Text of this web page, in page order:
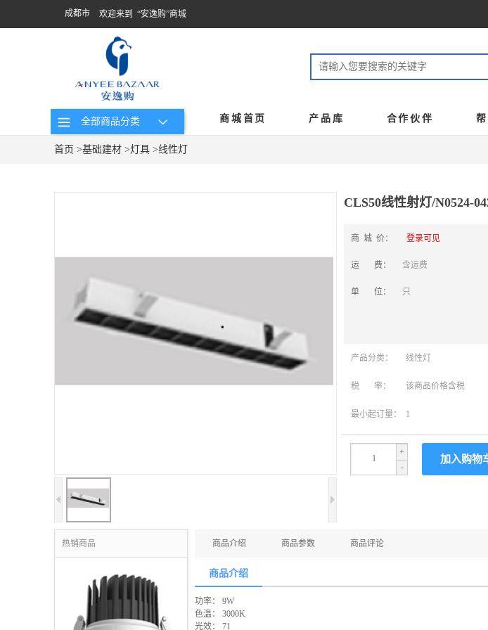
成都市 欢迎来到 “安逸购”商城
全部商品分类 商城首页 产品库 合作伙伴
首页 >基础建材 >灯具 >线性灯
CLS50线性射灯/N0524-
商 城 价： 登录可见
运 费： 含运费
单 位： 只
产品分类： 线性灯
税 率： 该商品价格含税
最小起订量： 1
-
+
热销商品 商品介绍 商品参数 商品评论
商品介绍
功率： 9W
色温： 3000K
光效： 71